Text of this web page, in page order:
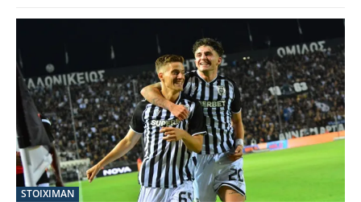
STOIXIMAN